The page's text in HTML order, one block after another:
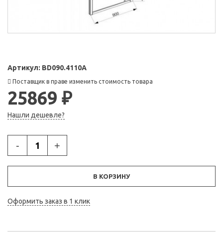
Артикул: BD090.4110A
Поставщик в праве изменить стоимость товара
25869 ₽
Нашли дешевле?
- +
В КОРЗИНУ
Оформить заказ в 1 клик